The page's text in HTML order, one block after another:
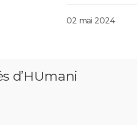
02 mai 2024
d’HUmani